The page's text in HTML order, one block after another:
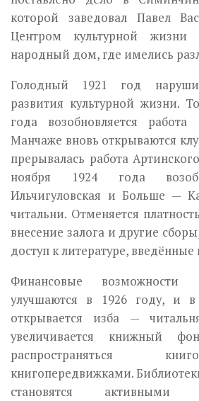
которой заведовал Павел
Центром культурной жизни
народ­ный дом, где имелись
Голодный 1921 год
развития культурной жизни.
года возобновляется
Манчаже вновь открываются
прерывалась работа
ноября 1924 года
Ильчигуловская и Больше —
читальни. Отменяется
внесение залога и другие
доступ к литературе, введённые
Финансовые возможности
улучшаются в 1926 году, и
открывается изба —
увеличивается книжный
распространяться
книгопередвижками.
становятся активными